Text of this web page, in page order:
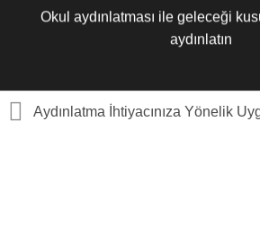
Okul aydınlatması ile geleceği
aydınlatın
Aydınlatma İhtiyacınıza Yönelik